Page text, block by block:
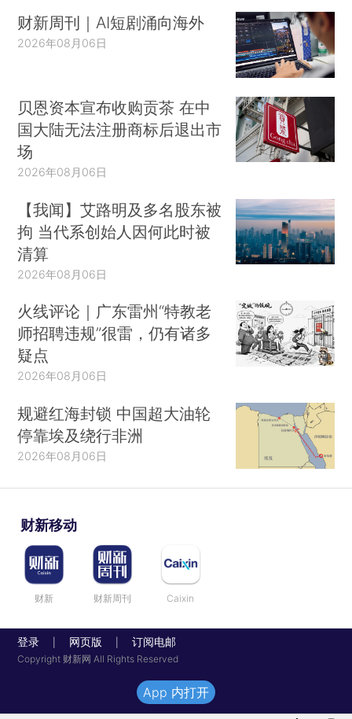
财新周刊｜AI短剧涌向海外
2026年08月06日
贝恩资本宣布收购贡茶 在中
国大陆无法注册商标后退出市
场
2026年08月06日
【我闻】艾路明及多名股东被
拘 当代系创始人因何此时被
清算
2026年08月06日
火线评论｜广东雷州“特教老
师招聘违规”很雷，仍有诸多
疑点
2026年08月06日
规避红海封锁 中国超大油轮
停靠埃及绕行非洲
2026年08月06日
财新移动
财新 财新周刊 Caixin
登录 网页版 订阅电邮
Copyright 财新网 All Rights Reserved
App 内打开